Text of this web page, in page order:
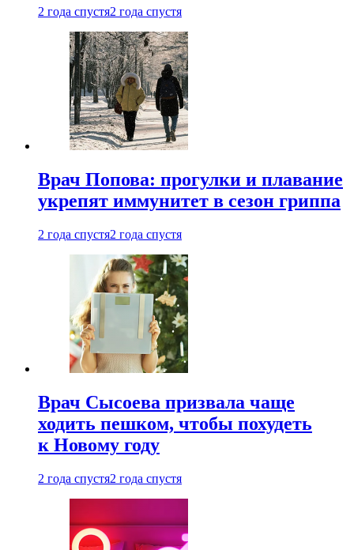
2 года спустя2 года спустя
Врач Попова: прогулки и плавание
укрепят иммунитет в сезон гриппа
2 года спустя2 года спустя
Врач Сысоева призвала чаще
ходить пешком, чтобы похудеть
к Новому году
2 года спустя2 года спустя